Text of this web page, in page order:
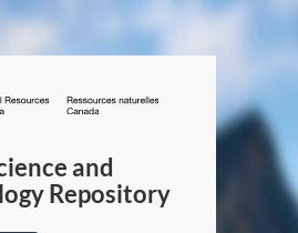
/
Canada
and
Repository